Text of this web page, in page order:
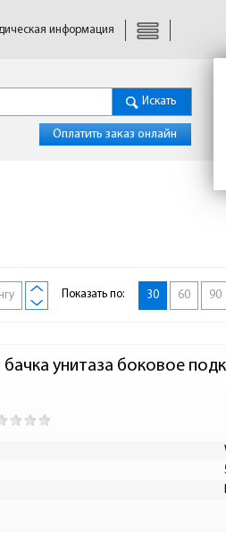
информация
Искать
Оплатить заказ онлайн
Показать по: 30 60 90
унитаза боковое